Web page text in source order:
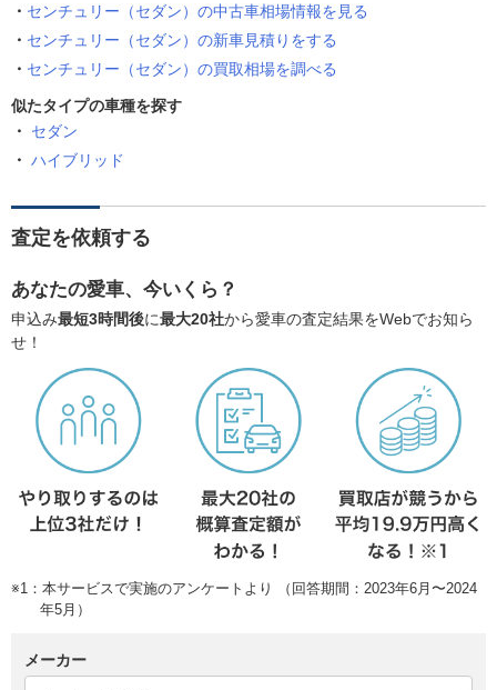
センチュリー（セダン）の中古車相場情報を見る
センチュリー（セダン）の新車見積りをする
センチュリー（セダン）の買取相場を調べる
似たタイプの車種を探す
セダン
ハイブリッド
査定を依頼する
あなたの愛車、今いくら？
申込み最短3時間後に最大20社から愛車の査定結果をWebでお知ら
せ！
※1：本サービスで実施のアンケートより （回答期間：2023年6月〜2024
年5月）
メーカー